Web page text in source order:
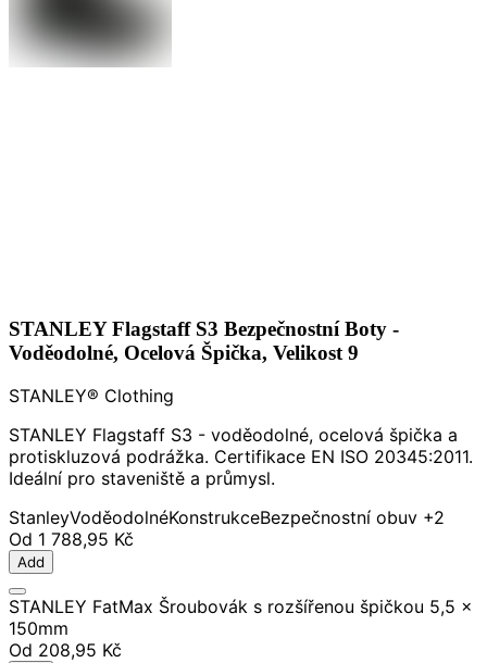
STANLEY Flagstaff S3 Bezpečnostní Boty -
Voděodolné, Ocelová Špička, Velikost 9
STANLEY® Clothing
STANLEY Flagstaff S3 - voděodolné, ocelová špička a
protiskluzová podrážka. Certifikace EN ISO 20345:2011.
Ideální pro staveniště a průmysl.
StanleyVoděodolnéKonstrukceBezpečnostní obuv +2
Od 1 788,95 Kč
Add
STANLEY FatMax Šroubovák s rozšířenou špičkou 5,5 x
150mm
Od 208,95 Kč